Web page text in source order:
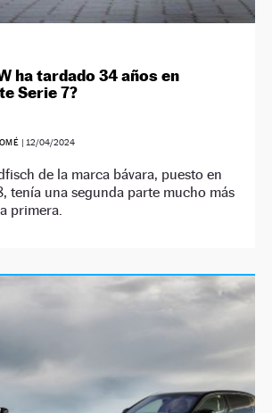
ha tardado 34 años en
Serie 7?
| 12/04/2024
de la marca bávara, puesto en
tenía una segunda parte mucho más
primera.